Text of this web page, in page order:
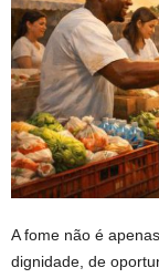
A fome não é
dignidade, de